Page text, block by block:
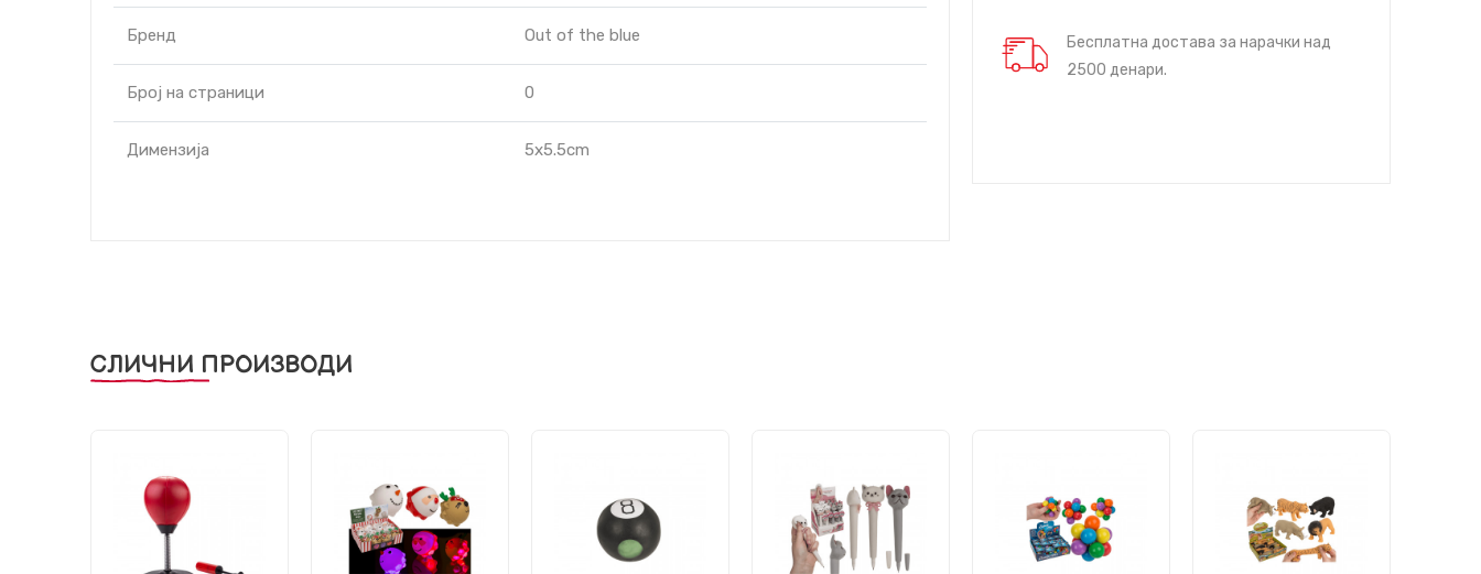
Бренд Out of the blue
Број на страници 0
Димензија 5x5.5cm
Бесплатна достава за нарачки над
2500 денари.
СЛИЧНИ ПРОИЗВОДИ